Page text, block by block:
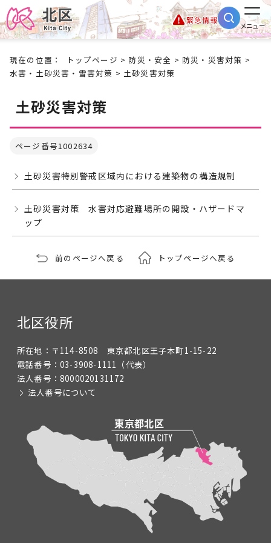
緊急情報
メニュー
現在の位置： トップページ > 防災・安全 > 防災・災害対策 >
水害・土砂災害・雪害対策 > 土砂災害対策
土砂災害対策
ページ番号1002634
土砂災害特別警戒区域内における建築物の構造規制
土砂災害対策 水害対応避難場所の開設・ハザードマ
ップ
前のページへ戻る トップページへ戻る
北区役所
所在地： 〒114-8508 東京都北区王子本町1-15-22
電話番号： 03-3908-1111 （代表）
法人番号： 8000020131172
法人番号について